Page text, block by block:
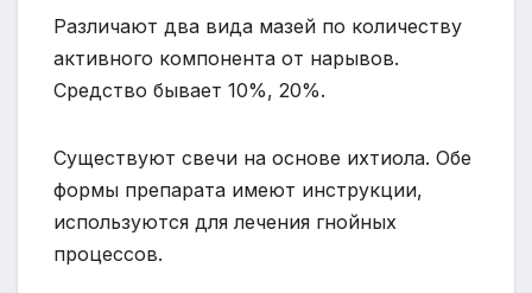
Различают два вида мазей по количеству
активного компонента от нарывов.
Средство бывает 10%, 20%.
Существуют свечи на основе ихтиола. Обе
формы препарата имеют инструкции,
используются для лечения гнойных
процессов.